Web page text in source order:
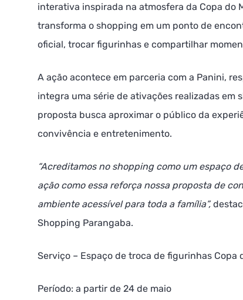
interativa inspirada na atmosfera da Copa do
transforma o shopping em um ponto de
oficial, trocar figurinhas e compartilhar
A ação acontece em parceria com a Panini,
integra uma série de ativações realizadas em
proposta busca aproximar o público da
convivência e entretenimento.
“Acreditamos no shopping como um espaço
ação como essa reforça nossa proposta de
ambiente acessível para toda a família”,
Shopping Parangaba.
Serviço – Espaço de troca de figurinhas Copa
Período: a partir de 24 de maio